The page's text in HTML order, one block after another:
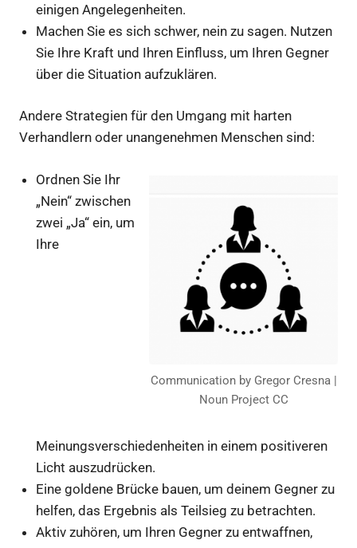
einigen Angelegenheiten.
Machen Sie es sich schwer, nein zu sagen. Nutzen
Sie Ihre Kraft und Ihren Einfluss, um Ihren Gegner
über die Situation aufzuklären.
Andere Strategien für den Umgang mit harten
Verhandlern oder unangenehmen Menschen sind:
Communication by Gregor Cresna |
Noun Project CC
Ordnen Sie Ihr
„Nein“ zwischen
zwei „Ja“ ein, um
Ihre
Meinungsverschiedenheiten in einem positiveren
Licht auszudrücken.
Eine goldene Brücke bauen, um deinem Gegner zu
helfen, das Ergebnis als Teilsieg zu betrachten.
Aktiv zuhören, um Ihren Gegner zu entwaffnen,